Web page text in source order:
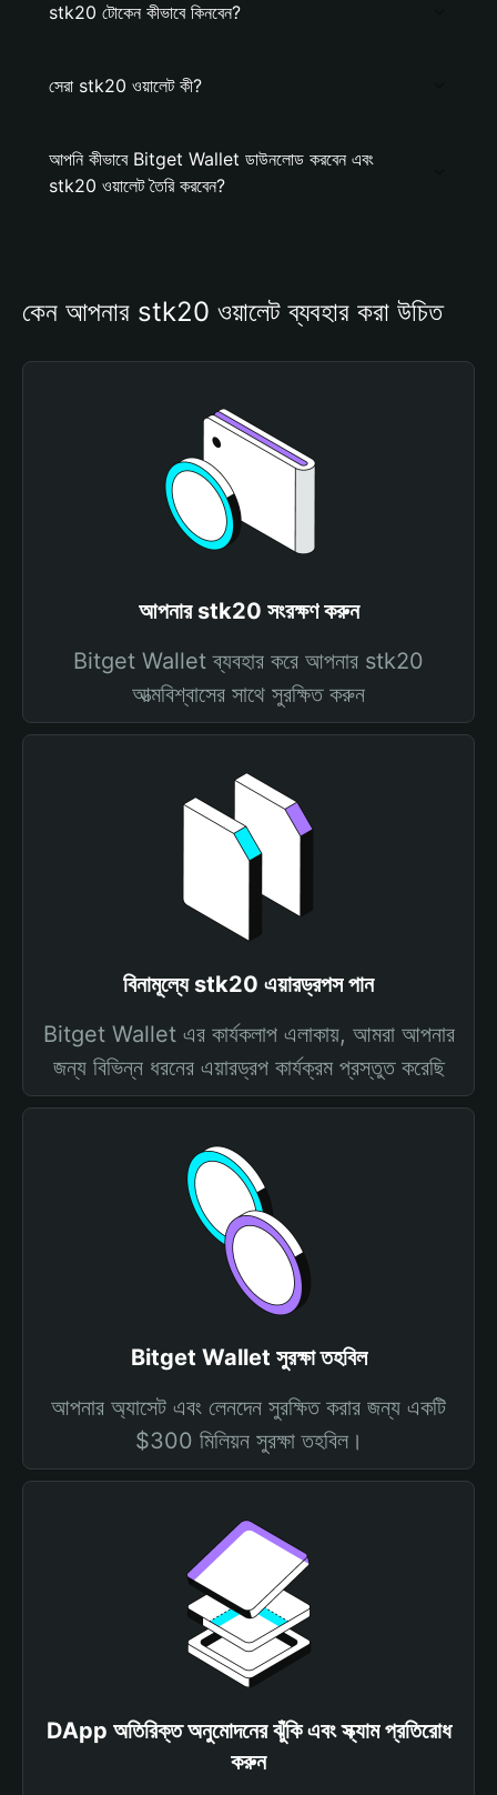
stk20 টোকেন কীভাবে কিনবেন?
সেরা stk20 ওয়ালেট কী?
আপনি কীভাবে Bitget Wallet ডাউনলোড করবেন এবং
stk20 ওয়ালেট তৈরি করবেন?
কেন আপনার stk20 ওয়ালেট ব্যবহার করা উচিত
আপনার stk20 সংরক্ষণ করুন
Bitget Wallet ব্যবহার করে আপনার stk20
আত্মবিশ্বাসের সাথে সুরক্ষিত করুন
বিনামূল্যে stk20 এয়ারড্রপস পান
Bitget Wallet এর কার্যকলাপ এলাকায়, আমরা আপনার
জন্য বিভিন্ন ধরনের এয়ারড্রপ কার্যক্রম প্রস্তুত করেছি
Bitget Wallet সুরক্ষা তহবিল
আপনার অ্যাসেট এবং লেনদেন সুরক্ষিত করার জন্য একটি
$300 মিলিয়ন সুরক্ষা তহবিল।
DApp অতিরিক্ত অনুমোদনের ঝুঁকি এবং স্ক্যাম প্রতিরোধ
করুন